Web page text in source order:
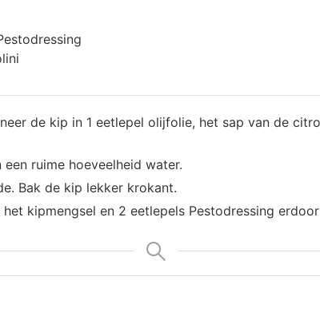
de kip in 1 eetlepel olijfolie, het sap van de
ruime hoeveelheid water.
Bak de kip lekker krokant.
kipmengsel en 2 eetlepels Pestodressing